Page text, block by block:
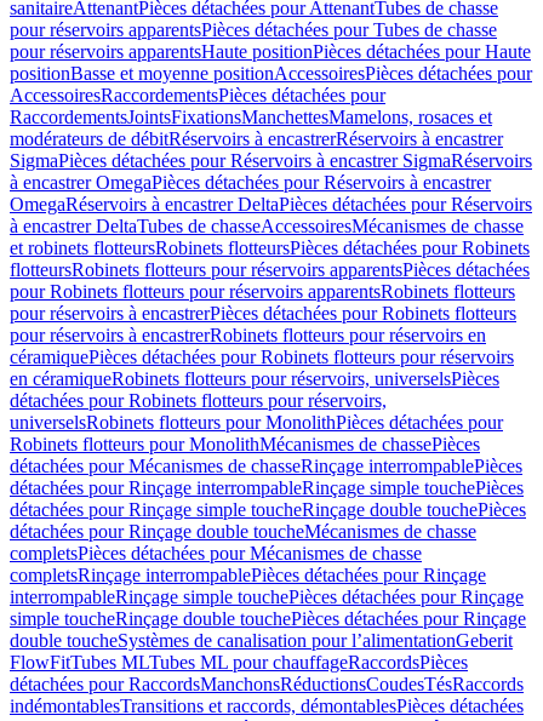
sanitaireAttenantPièces détachées pour AttenantTubes de chasse
pour réservoirs apparentsPièces détachées pour Tubes de chasse
pour réservoirs apparentsHaute positionPièces détachées pour Haute
positionBasse et moyenne positionAccessoiresPièces détachées pour
AccessoiresRaccordementsPièces détachées pour
RaccordementsJointsFixationsManchettesMamelons, rosaces et
modérateurs de débitRéservoirs à encastrerRéservoirs à encastrer
SigmaPièces détachées pour Réservoirs à encastrer SigmaRéservoirs
à encastrer OmegaPièces détachées pour Réservoirs à encastrer
OmegaRéservoirs à encastrer DeltaPièces détachées pour Réservoirs
à encastrer DeltaTubes de chasseAccessoiresMécanismes de chasse
et robinets flotteursRobinets flotteursPièces détachées pour Robinets
flotteursRobinets flotteurs pour réservoirs apparentsPièces détachées
pour Robinets flotteurs pour réservoirs apparentsRobinets flotteurs
pour réservoirs à encastrerPièces détachées pour Robinets flotteurs
pour réservoirs à encastrerRobinets flotteurs pour réservoirs en
céramiquePièces détachées pour Robinets flotteurs pour réservoirs
en céramiqueRobinets flotteurs pour réservoirs, universelsPièces
détachées pour Robinets flotteurs pour réservoirs,
universelsRobinets flotteurs pour MonolithPièces détachées pour
Robinets flotteurs pour MonolithMécanismes de chassePièces
détachées pour Mécanismes de chasseRinçage interrompablePièces
détachées pour Rinçage interrompableRinçage simple touchePièces
détachées pour Rinçage simple toucheRinçage double touchePièces
détachées pour Rinçage double toucheMécanismes de chasse
completsPièces détachées pour Mécanismes de chasse
completsRinçage interrompablePièces détachées pour Rinçage
interrompableRinçage simple touchePièces détachées pour Rinçage
simple toucheRinçage double touchePièces détachées pour Rinçage
double toucheSystèmes de canalisation pour l’alimentationGeberit
FlowFitTubes MLTubes ML pour chauffageRaccordsPièces
détachées pour RaccordsManchonsRéductionsCoudesTésRaccords
indémontablesTransitions et raccords, démontablesPièces détachées